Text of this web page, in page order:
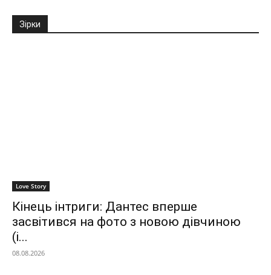
Зірки
Love Story
Кінець інтриги: Дантес вперше
засвітився на фото з новою дівчиною
(і...
08.08.2026